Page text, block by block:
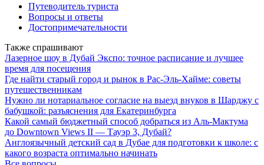
Путеводитель туриста
Вопросы и ответы
Достопримечательности
Также спрашивают
Лазерное шоу в Дубай Экспо: точное расписание и лучшее
время для посещения
Где найти старый город и рынок в Рас-Эль-Хайме: советы
путешественникам
Нужно ли нотариальное согласие на выезд внуков в Шарджу с
бабушкой: разъяснения для Екатеринбурга
Какой самый бюджетный способ добраться из Аль-Мактума
до Downtown Views II — Тауэр 3, Дубай?
Англоязычный детский сад в Дубае для подготовки к школе: с
какого возраста оптимально начинать